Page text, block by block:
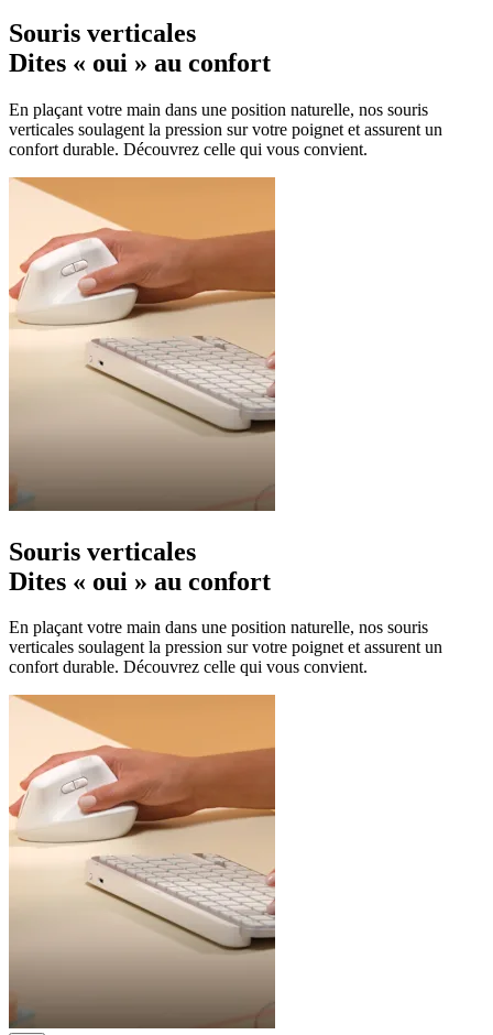
Souris verticales
Dites « oui » au confort
En plaçant votre main dans une position naturelle, nos souris
verticales soulagent la pression sur votre poignet et assurent un
confort durable. Découvrez celle qui vous convient.
Souris verticales
Dites « oui » au confort
En plaçant votre main dans une position naturelle, nos souris
verticales soulagent la pression sur votre poignet et assurent un
confort durable. Découvrez celle qui vous convient.